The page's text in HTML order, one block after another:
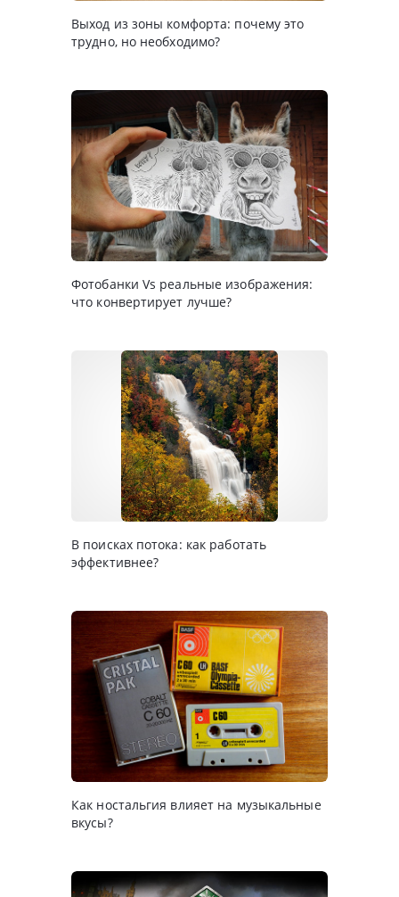
Выход из зоны комфорта: почему это
трудно, но необходимо?
Фотобанки Vs реальные изображения:
что конвертирует лучше?
В поисках потока: как работать
эффективнее?
Как ностальгия влияет на музыкальные
вкусы?